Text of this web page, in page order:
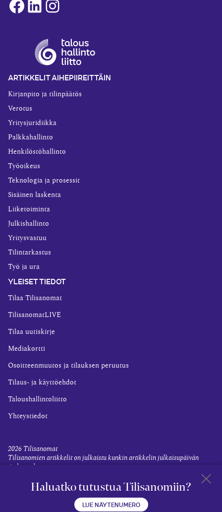
Facebook
LinkedInInstagram
ARTIKKELIT AIHEPIIREITTÄIN
Kirjanpito ja tilinpäätös
Verotus
Yritysjuridiikka
Palkkahallinto
Henkilöstöhallinto
Työoikeus
Teknologia ja prosessit
Sisäinen laskenta
Liiketoiminta
Julkishallinto
Yritysvastuu
Tilintarkastus
Työ ja ura
YLEISET TIEDOT
Tilaa Tilisanomat
TilisanomatLIVE
Tilaa uutiskirje
Mediakortti
Osoitteenmuutos ja tilauksen peruutus
Tilaus- ja käyttöehdot
Taloushallintoliitto
Yhteystiedot
2026 Tilisanomat
Tilisanomien artikkelit on julkaistu kunkin artikkelin julkaisupäivän
tiedon valossa.
EvästevalinnatHaluatko tutustua Tilisanomiin?
LUE NÄYTENUMERO